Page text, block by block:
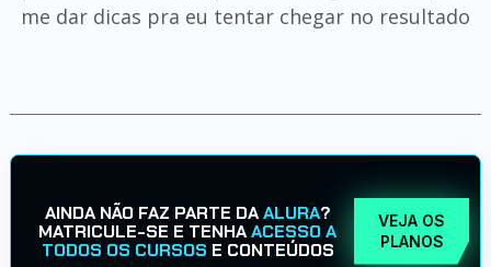
me dar dicas pra eu tentar chegar no resultado
AINDA NÃO FAZ PARTE DAALURA?
MATRICULE-SE E TENHAACESSO A
TODOS OS CURSOS E CONTEÚDOS
VEJA OS
PLANOS